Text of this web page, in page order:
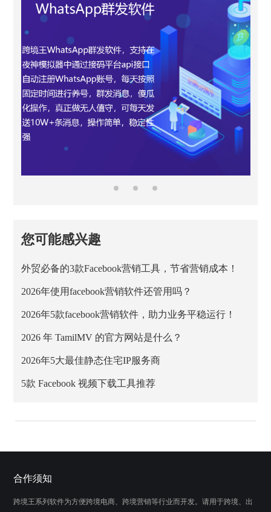
您可能感兴趣
外贸必备的3款Facebook营销工具，节省营销成本！
2026年使用facebook营销软件还管用吗？
2026年5款facebook营销软件，助力业务平稳运行！
2026 年 TamilMV 的官方网站是什么？
2026年5大最佳静态住宅IP服务商
5款 Facebook 视频下载工具推荐
合作须知
跨境王系列软件为方便跨境电商、跨境营销等行业而开发。请用于跨境、出